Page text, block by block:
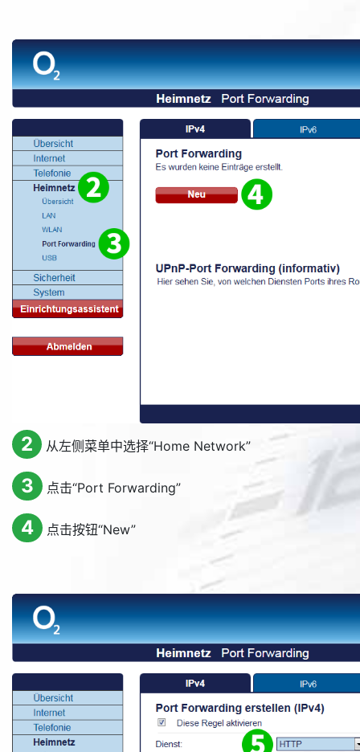
2 从左侧菜单中选择“Home Network”
3 点击“Port Forwarding”
4 点击按钮“New”